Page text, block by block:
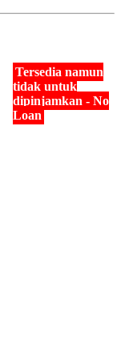
Tersedia namun
tidak untuk
dipinjamkan - No
Loan